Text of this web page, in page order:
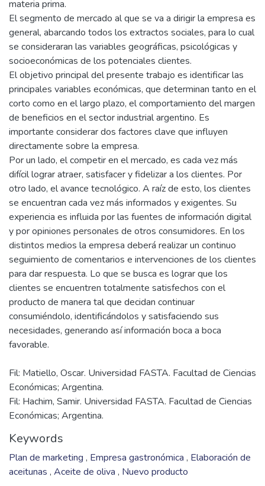
materia prima.
El segmento de mercado al que se va a dirigir la empresa es
general, abarcando todos los extractos sociales, para lo cual
se consideraran las variables geográficas, psicológicas y
socioeconómicas de los potenciales clientes.
El objetivo principal del presente trabajo es identificar las
principales variables económicas, que determinan tanto en el
corto como en el largo plazo, el comportamiento del margen
de beneficios en el sector industrial argentino. Es
importante considerar dos factores clave que influyen
directamente sobre la empresa.
Por un lado, el competir en el mercado, es cada vez más
difícil lograr atraer, satisfacer y fidelizar a los clientes. Por
otro lado, el avance tecnológico. A raíz de esto, los clientes
se encuentran cada vez más informados y exigentes. Su
experiencia es influida por las fuentes de información digital
y por opiniones personales de otros consumidores. En los
distintos medios la empresa deberá realizar un continuo
seguimiento de comentarios e intervenciones de los clientes
para dar respuesta. Lo que se busca es lograr que los
clientes se encuentren totalmente satisfechos con el
producto de manera tal que decidan continuar
consumiéndolo, identificándolos y satisfaciendo sus
necesidades, generando así información boca a boca
Fil: Matiello, Oscar. Universidad FASTA. Facultad de Ciencias
Económicas; Argentina.
Fil: Hachim, Samir. Universidad FASTA. Facultad de Ciencias
Económicas; Argentina.
Keywords
Plan de marketing , Empresa gastronómica , Elaboración de
aceitunas , Aceite de oliva , Nuevo producto